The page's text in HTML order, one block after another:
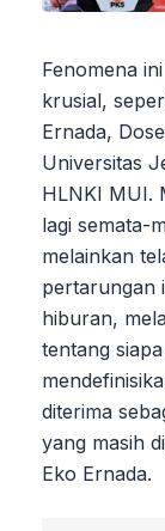
Fenomena
krusial,
Ernada,
Universitas
HLNKI MUI.
lagi semata-
melainkan
pertarungan
hiburan,
tentang
diterima
yang masih
Eko Ernada.